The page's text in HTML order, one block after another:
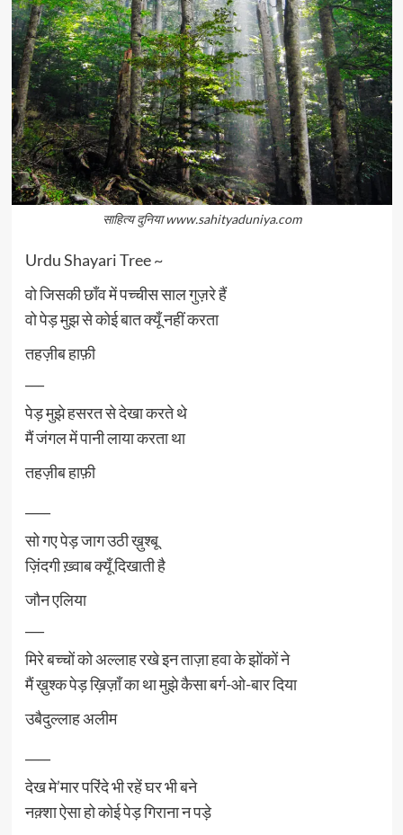
साहित्य दुनिया www.sahityaduniya.com
Urdu Shayari Tree ~
वो जिसकी छाँव में पच्चीस साल गुज़रे हैं
वो पेड़ मुझ से कोई बात क्यूँ नहीं करता
तहज़ीब हाफ़ी
पेड़ मुझे हसरत से देखा करते थे
मैं जंगल में पानी लाया करता था
तहज़ीब हाफ़ी
सो गए पेड़ जाग उठी ख़ुश्बू
ज़िंदगी ख़्वाब क्यूँ दिखाती है
जौन एलिया
मिरे बच्चों को अल्लाह रखे इन ताज़ा हवा के झोंकों ने
मैं ख़ुश्क पेड़ ख़िज़ाँ का था मुझे कैसा बर्ग-ओ-बार दिया
उबैदुल्लाह अलीम
देख मे’मार परिंदे भी रहें घर भी बने
नक़्शा ऐसा हो कोई पेड़ गिराना न पड़े